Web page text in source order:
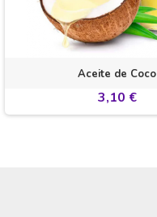
Aceite de Coco
3,10 €